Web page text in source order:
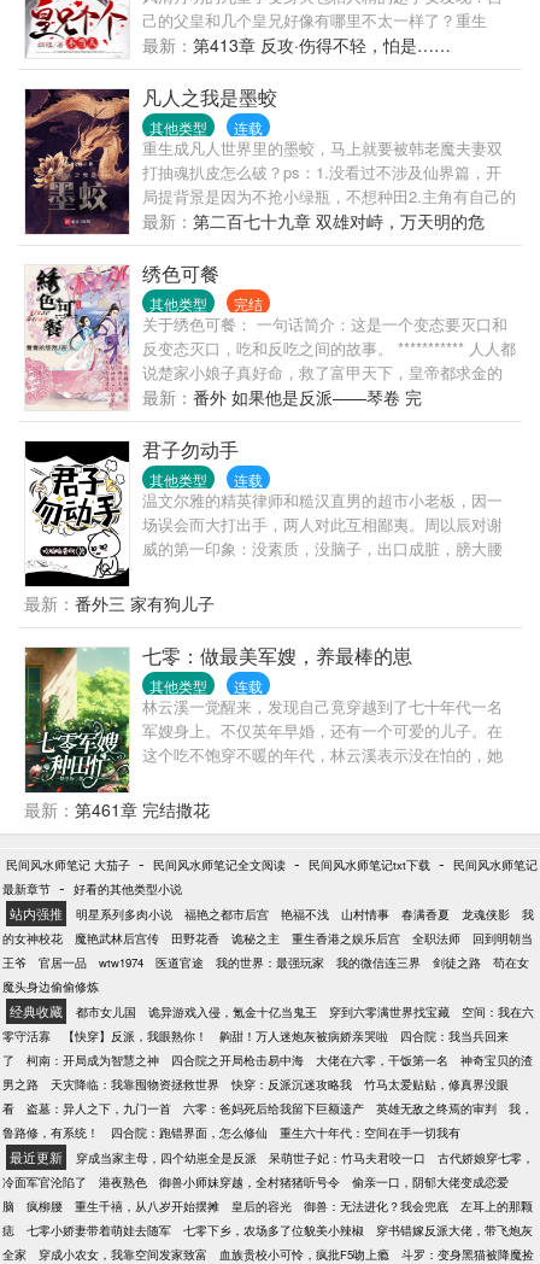
士，当砥砺前行！有人说，一万年太久，他只争朝
夕！啊对对对。——苟道仙君顾长生《仙君回忆录》
节选！…………【苟道，长生，凡人流，杀伐果断。
时间跨度可能会很长，也许多女主】
己的父皇和几个皇兄好像有哪里不太一样了？重生
前，大昭帝：“九皇子？朕记得，不过就是个宫女生的
孩子罢了！”重生后，大昭帝：“朕的皇子，你且动一下
试试！...
最新： 第413章 反攻·伤得不轻，怕是……
凡人之我是墨蛟
其他类型 连载
重生成凡人世界里的墨蛟，马上就要被韩老魔夫妻双
打抽魂扒皮怎么破？ps：1.没看过不涉及仙界篇，开
局提背景是因为不抢小绿瓶，不想种田2.主角有自己的
路线，非常规化龙3.主角是妖修，不站立场。只有利益
敌友之分，前期偏人性，中后期尊崇本心，会杀人但
不滥杀，全凭需求。4.有道侣非太监，不是后宫。
最新： 第二百七十九章 双雄对峙，万天明的危
机！
绣色可餐
其他类型 完结
关于绣色可餐： 一句话简介：这是一个变态要灭口和
反变态灭口，吃和反吃之间的故事。 *********** 人人都
说楚家小娘子真好命，救了富甲天下，皇帝都求金的
琴家三爷，从此多了神仙一般姿容绝代又温柔体贴二
十四孝的大侄儿。 登堂入室，不用做捕快，飞上枝头
做凤凰，成了琴家大小姐，荣华富贵皆一身。 “放
屁。”楚瑜冷笑两声。 她穿到这时代，做个小捕快，混
吃混喝日子好，不想救火救人，却撞破世人夸赞的温
柔神仙美人乃是恶毒狠辣大魔王的真相，差点被魔王
灭口。 只是她走狗屎运，先将对方撂倒。 谁知神仙魔
王被她虐傻了，魔王变傻X，如小鸡开眼只认第一个活
得，逃不得，被迫跟着进了富贵销金窟。 销金窟是魔
夺命藏宝图，背负谁家阴谋重重，算计无边。 她活了
两世，只信命是要自己挣，偏要劈开那些恶人面。 管
他浑水还是好水，既她已经被拖下水，那她干脆如鱼
入水，海阔凭鱼跃，惊起江湖朝堂万丈波澜。 还要灭
了某只神仙脸孔恶心肠，翻云覆雨，专爱拿绣花针在
定一颗红心不动摇，坐定狗屎堆不挪臀，誓要将狗屎
运走到底，再用狗屎糊恶人们满脸，想要我的皮，先
剥了你们的皮罢！ （非种田） ************ 小剧场：
“哎哎哎——儿子，你扒为娘的衣服干嘛，如此重口，
你爹知道嘛！” 魔王温柔微笑，手上剥皮刀杀气森
森：“哦，你叫本尊什么？” 楚瑜四肢摊开，英勇就义
状，娇笑：“哥，神仙大哥，小妹知道你功夫好，来
吧，请温柔一点” 魔王长了神仙脸，她不亏。 魔王笑
缺你一身‘鱼皮’做长靴，娇躯一副来插花。” 楚瑜冷
笑：“神仙大哥，小妹有祖传超劲白花油，帮你洗内裤
的时候加了点香，你裤裆里的小神仙销魂否！” 魔王笑
得仙气飘飘，宽衣解带：“销魂，太销魂，为兄自然也
要让小妹试试这销魂滋味才好！” 且看看谁先剥了谁的
皮，谁比谁狠，誰先灭了谁的口，谁揭了谁的面具，
谁先吃了谁的……肉！
最新： 番外 如果他是反派——琴卷 完
君子勿动手
其他类型 连载
温文尔雅的精英律师和糙汉直男的超市小老板，因一
场误会而大打出手，两人对此互相鄙夷。周以辰对谢
威的第一印象：没素质，没脑子，出口成脏，膀大腰
狗玩意，装逼犯。打脸后的周以辰：猿臂蜂腰、真诚
敦厚、善良热心，还怪可爱的～打脸后的谢威：长的
帅，身材好，有文化，会赚钱，简直完美～两人相识
于一场误会，相知于一次意外，相爱于一次次相伴。
性格迥然不同、经历大相径庭的两个人，打破命运的
安排，突破常规的配对法则，一步步走向彼此。
最新： 番外三 家有狗儿子
七零：做最美军嫂，养最棒的崽
其他类型 连载
林云溪一觉醒来，发现自己竟穿越到了七十年代一名
军嫂身上。不仅英年早婚，还有一个可爱的儿子。在
这个吃不饱穿不暖的年代，林云溪表示没在怕的，她
腿，开工厂，办企业，创建属于自己的商业帝国。听
说京都的四合院一千块一套，林云溪大手一挥，有多
囤着。老公英俊帅气，儿子聪明伶俐，林云溪活成了
所有女人都羡慕的样子。PS：本文架空，爽就完了。
最新： 第461章 完结撒花
民间风水师笔记 大茄子 - 民间风水师笔记全文阅读 - 民间风水师笔记txt下载 - 民间风水师笔记
最新章节 - 好看的其他类型小说
站内强推 明星系列多肉小说 福艳之都市后宫 艳福不浅 山村情事 春满香夏 龙魂侠影
我
的女神校花
魔艳武林后宫传 田野花香 诡秘之主 重生香港之娱乐后宫 全职法师
回到明朝当
王爷
官居一品 wtw1974 医道官途 我的世界：最强玩家 我的微信连三界 剑徒之路
苟在女
魔头身边偷偷修炼
经典收藏 都市女儿国 诡异游戏入侵，氪金十亿当鬼王 穿到六零满世界找宝藏
空间：我在六
零守活寡
【快穿】反派，我眼熟你！ 齁甜！万人迷炮灰被病娇亲哭啦
四合院：我当兵回来
了
柯南：开局成为智慧之神 四合院之开局枪击易中海 大佬在六零，干饭第一名
神奇宝贝的渣
男之路
天灾降临：我靠囤物资拯救世界 快穿：反派沉迷攻略我
竹马太爱贴贴，修真界没眼
看
盗墓：异人之下，九门一首 六零：爸妈死后给我留下巨额遗产 英雄无敌之终焉的审判
我，
鲁路修，有系统！
四合院：跑错界面，怎么修仙 重生六十年代：空间在手一切我有
最近更新 穿成当家主母，四个幼崽全是反派 呆萌世子妃：竹马夫君咬一口
古代娇娘穿七零，
冷面军官沦陷了
港夜熟色 御兽小师妹穿越，全村猪猪听号令
偷亲一口，阴郁大佬变成恋爱
脑
疯柳腰 重生千禧，从八岁开始摆摊 皇后的容光 御兽：无法进化？我会兜底
左耳上的那颗
痣
七零小娇妻带着萌娃去随军 七零下乡，农场多了位貌美小辣椒
穿书错嫁反派大佬，带飞炮灰
全家
穿成小农女，我靠空间发家致富 血族贵校小可怜，疯批F5吻上瘾
斗罗：变身黑猫被降魔捡